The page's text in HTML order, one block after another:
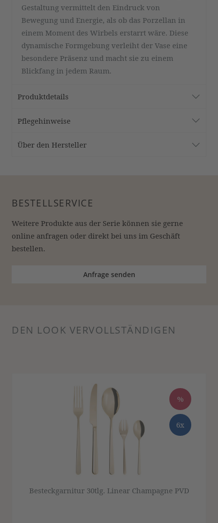
Gestaltung vermittelt den Eindruck von
Bewegung und Energie, als ob das Porzellan in
einem Moment des Wirbels erstarrt wäre. Diese
dynamische Formgebung verleiht der Vase eine
besondere Präsenz und macht sie zu einem
Blickfang in jedem Raum.
Produktdetails
Pflegehinweise
Über den Hersteller
BESTELLSERVICE
Weitere Produkte aus der Serie können sie gerne
online anfragen oder direkt bei uns im Geschäft
bestellen.
Anfrage senden
DEN LOOK VERVOLLSTÄNDIGEN
%
6x
Besteckgarnitur 30tlg. Linear Champagne PVD